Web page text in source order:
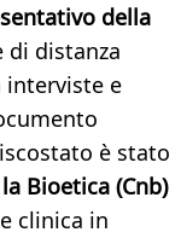
della
di distanza
interviste e
è stato
Bioetica (Cnb)
clinica in